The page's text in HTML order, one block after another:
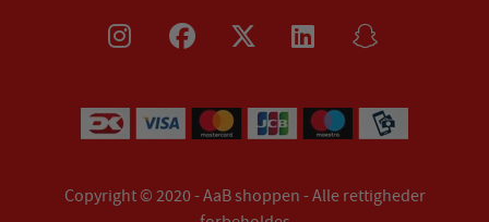
Copyright © 2020 - AaB shoppen - Alle rettigheder